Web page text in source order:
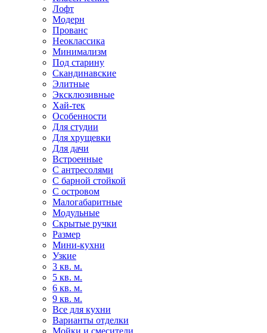
Лофт
Модерн
Прованс
Неоклассика
Минимализм
Под старину
Скандинавские
Элитные
Эксклюзивные
Хай-тек
Особенности
Для студии
Для хрущевки
Для дачи
Встроенные
С антресолями
С барной стойкой
С островом
Малогабаритные
Модульные
Скрытые ручки
Размер
Мини-кухни
Узкие
3 кв. м.
5 кв. м.
6 кв. м.
9 кв. м.
Все для кухни
Варианты отделки
Мойки и смесители